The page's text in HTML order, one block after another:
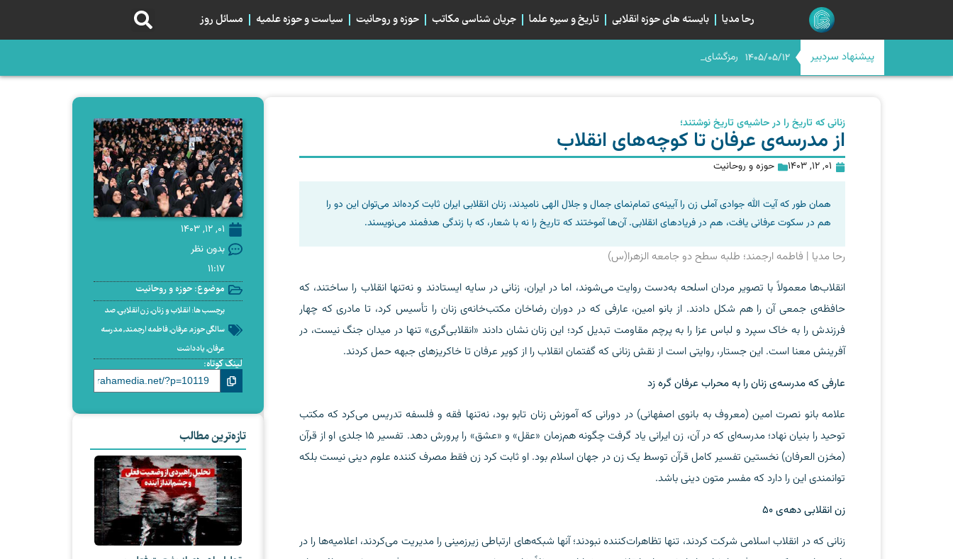
رحا مدیا بایسته های حوزه انقلابی تاریخ و سیره علما جریان شناسی مکاتب حوزه و روحانیت سیاست و حوزه علمیه مسائل روز
پیشنهاد سردبیر 1405/05/12 رمزگشایی از صراط جدی
میانِ «مسیر» و «میدان»؛ خیابان اربعین و خیابان ایران، دو قطبی یا دو روی یک...
اربعین در آستانه چله چهارم؛ تبلور هم‌بستگی استراتژیک شیعیان
اگر امام حسن(ع) امروز بود، صلح می‌کرد؟
زنانی که تاریخ را در حاشیه‌ی تاریخ نوشتند؛
از مدرسه‌ی عرفان تا کوچه‌های انقلاب
01, 12, 1403 حوزه و روحانیت
همان طور که آیت الله جوادی آملی زن را آیینه‌ی تمام‌نمای جمال و جلال الهی نامیدند، زنان انقلابی ایران ثابت کرده‌اند می‌توان این دو را
هم در سکوت عرفانی یافت، هم در فریادهای انقلابی. آن‌ها آموختند که تاریخ را نه با شعار، که با زندگی هدفمند می‌نویسند.
رحا مدیا | فاطمه ارجمند؛ طلبه سطح دو جامعه الزهرا(س)
انقلاب‌ها معمولاً با تصویر مردان اسلحه به‌دست روایت می‌شوند، اما در ایران، زنانی در سایه ایستادند و نه‌تنها انقلاب را ساختند، که
حافظه‌ی جمعی آن را هم شکل دادند. از بانو امین، عارفی که در دوران رضاخان مکتب‌خانه‌ی زنان را تأسیس کرد، تا مادری که چهار
فرزندش را به خاک سپرد و لباس عزا را به پرچم مقاومت تبدیل کرد؛ این زنان نشان دادند «انقلابی‌گری» تنها در میدان جنگ نیست، در
آفرینش معنا است. این جستار، روایتی است از نقش زنانی که گفتمان انقلاب را از کویر عرفان تا خاکریزهای جبهه حمل کردند.
عارفی که مدرسه‌ی زنان را به محراب عرفان گره زد
علامه بانو نصرت امین (معروف به بانوی اصفهانی) در دورانی که آموزش زنان تابو بود، نه‌تنها فقه و فلسفه تدریس می‌کرد که مکتب
توحید را بنیان نهاد؛ مدرسه‌ای که در آن، زن ایرانی یاد گرفت چگونه هم‌زمان «عقل» و «عشق» را پرورش دهد. تفسیر ۱۵ جلدی او از قرآن
(مخزن العرفان) نخستین تفسیر کامل قرآن توسط یک زن در جهان اسلام بود. او ثابت کرد زن فقط مصرف کننده علوم دینی نیست بلکه
توانمندی این را دارد که مفسر متون دینی باشد.
زن انقلابی دهه‌ی ۵۰
زنانی که در انقلاب اسلامی شرکت کردند، تنها تظاهرات‌کننده نبودند؛ آنها شبکه‌های ارتباطی زیرزمینی را مدیریت می‌کردند، اعلامیه‌ها را در
01, 12, 1403
بدون نظر
11:17
موضوع: حوزه و روحانیت
برچسب ها:انقلاب و زنان,زن انقلابی,صد
سالگی حوزه,عرفان,فاطمه ارجمند,مدرسه
عرفان,یادداشت
لینک کوتاه:
تازه‌ترین مطالب